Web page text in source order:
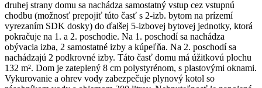
druhej strany domu sa nachádza samostatný vstup cez vstupnú
chodbu (možnosť prepojiť túto časť s 2-izb. bytom na prízemí
vyrezaním SDK dosky) do ďalšej 5-izbovej bytovej jednotky, ktorá
pokračuje na 1. a 2. poschodie. Na 1. poschodí sa nachádza
obývacia izba, 2 samostatné izby a kúpeľňa. Na 2. poschodí sa
nachádzajú 2 podkrovné izby. Táto časť domu má úžitkovú plochu
132 m². Dom je zateplený 8 cm polystyrénom, s plastovými oknami.
Vykurovanie a ohrev vody zabezpečuje plynový kotol so